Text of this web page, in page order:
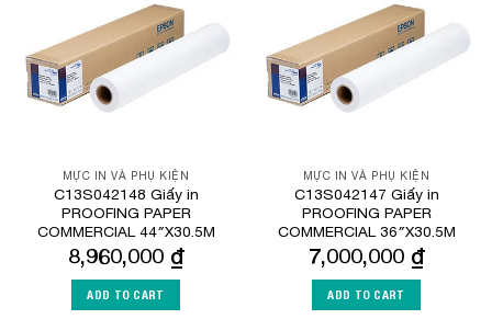
Wishlist
MỰC IN VÀ PHỤ KIỆN
C13S042148 Giấy in
PROOFING PAPER
COMMERCIAL 44″X30.5M
8,960,000 ₫
ADD TO CART
Wishlist
MỰC IN VÀ PHỤ KIỆN
C13S042147 Giấy in
PROOFING PAPER
COMMERCIAL 36″X30.5M
7,000,000 ₫
ADD TO CART